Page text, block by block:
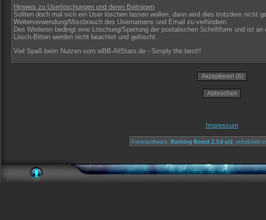
Hinweis zu Userlöschungen und deren Beiträgen
Sollten doch mal sich ein User löschen lassen wollen, dann wird dies trotzdem nicht
Weiterverwendung/Missbrauch des Usernamens und Email zu verhindern.
Des Weiteren bedingt eine Löschung/Sperrung der postalischen Schriftform und ist
Lösch-Bitten werden nicht beachtet und gelöscht.
Viel Spaß beim Nutzen vom wBB-AllStars.de - Simply the best!!
Impressum
Forensoftware: Burning Board 2.3.6 pl2, entwickelt